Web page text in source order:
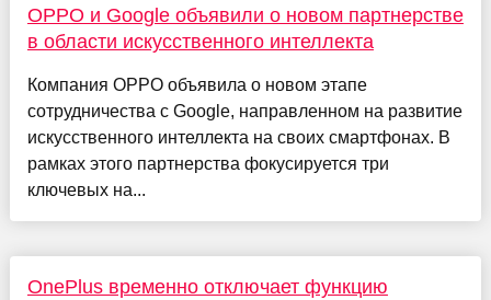
OPPO и Google объявили о новом партнерстве
в области искусственного интеллекта
Компания OPPO объявила о новом этапе
сотрудничества с Google, направленном на развитие
искусственного интеллекта на своих смартфонах. В
рамках этого партнерства фокусируется три
ключевых на...
OnePlus временно отключает функцию